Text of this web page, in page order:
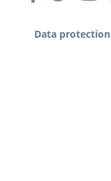
Data protection